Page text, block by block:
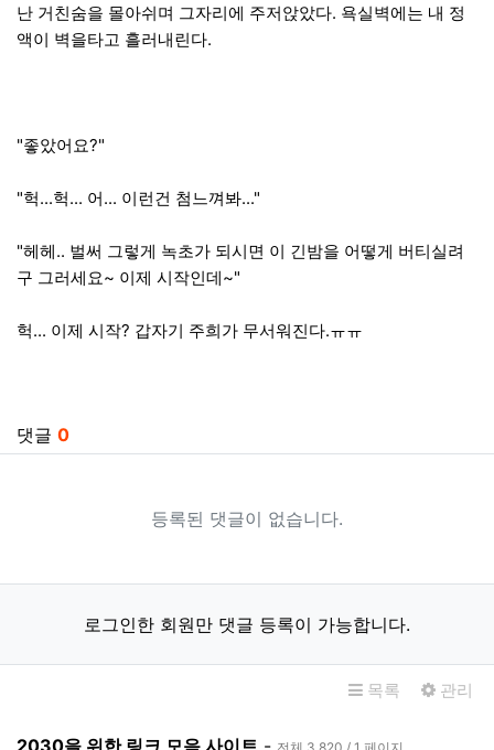
난 거친숨을 몰아쉬며 그자리에 주저앉았다. 욕실벽에는 내 정
액이 벽을타고 흘러내린다.
"좋았어요?"
"헉...헉... 어... 이런건 첨느껴봐..."
"헤헤.. 벌써 그렇게 녹초가 되시면 이 긴밤을 어떻게 버티실려
구 그러세요~ 이제 시작인데~"
헉... 이제 시작? 갑자기 주희가 무서워진다.ㅠㅠ
댓글 0
등록된 댓글이 없습니다.
로그인한 회원만 댓글 등록이 가능합니다.
목록 관리
2030을 위한 링크 모음 사이트 -